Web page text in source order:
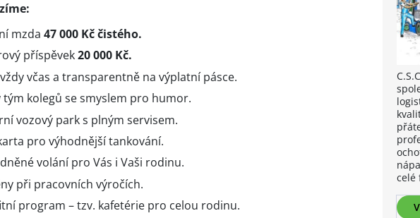
celé
mzda 47 000 Kč čistého.
příspěvek20 000 Kč.
včas a transparentně na výplatní pásce.
tým kolegů se smyslem pro humor.
vozový park s plným servisem.
pro výhodnější tankování.
volání pro Vás i Vaši rodinu.
při pracovních výročích.
program – tzv. kafetérie pro celou rodinu.